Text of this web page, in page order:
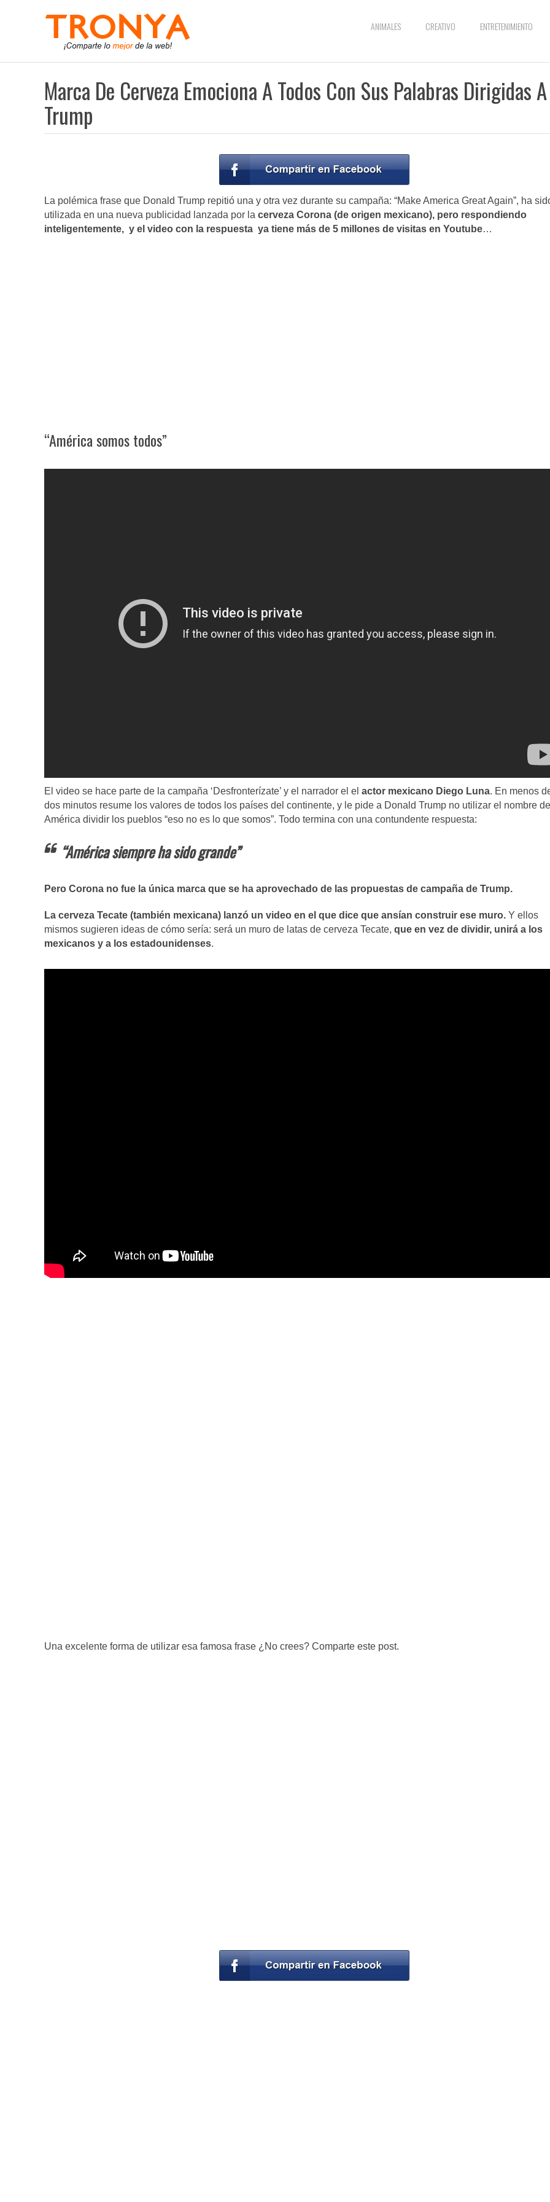
ANIMALES CREATIVO ENTRETENIMIENTO
Marca De Cerveza Emociona A Todos Con Sus Palabras Dirigidas A
Trump
La polémica frase que Donald Trump repitió una y otra vez durante su campaña: “Make America Great Again”, ha
utilizada en una nueva publicidad lanzada por la cerveza Corona (de origen mexicano), pero respondiendo
inteligentemente, y el video con la respuesta ya tiene más de 5 millones de visitas en Youtube…
“América somos todos”
El video se hace parte de la campaña ‘Desfronterízate’ y el narrador el el actor mexicano Diego Luna. En menos
dos minutos resume los valores de todos los países del continente, y le pide a Donald Trump no utilizar el nombre de
América dividir los pueblos “eso no es lo que somos”. Todo termina con una contundente respuesta:
“América siempre ha sido grande”
Pero Corona no fue la única marca que se ha aprovechado de las propuestas de campaña de Trump.
La cerveza Tecate (también mexicana) lanzó un video en el que dice que ansían construir ese muro. Y ellos
mismos sugieren ideas de cómo sería: será un muro de latas de cerveza Tecate, que en vez de dividir, unirá a los
mexicanos y a los estadounidenses.
Una excelente forma de utilizar esa famosa frase ¿No crees? Comparte este post.